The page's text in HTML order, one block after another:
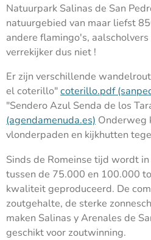
Natuurpark Salinas de San
natuurgebied van maar liefst
andere flamingo's,
verrekijker dus niet !
Er zijn verschillende
el coterillo"coterillo.pdf
"Sendero Azul Senda de los
(agendamenuda.es) Onderweg
vlonderpaden en kijkhutten
Sinds de Romeinse tijd wordt
tussen de 75.000 en 100.000
kwaliteit geproduceerd. De
zoutgehalte, de sterke
maken Salinas y Arenales de
geschikt voor zoutwinning.